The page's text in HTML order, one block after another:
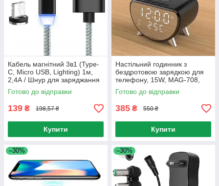
Кабель магнітний 3в1 (Type-
C, Micro USB, Lighting) 1м,
2,4А / Шнур для заряджання
телефону з підсвічуванням
Готово до відправки
139 ₴ 198,57 ₴
Купити
Настільний годинник з
бездротовою зарядкою для
телефону, 15W, MAG-708,
Чорний / Бездротова зарядка
для телефону
Готово до відправки
385 ₴ 550 ₴
Купити
–30% –30%